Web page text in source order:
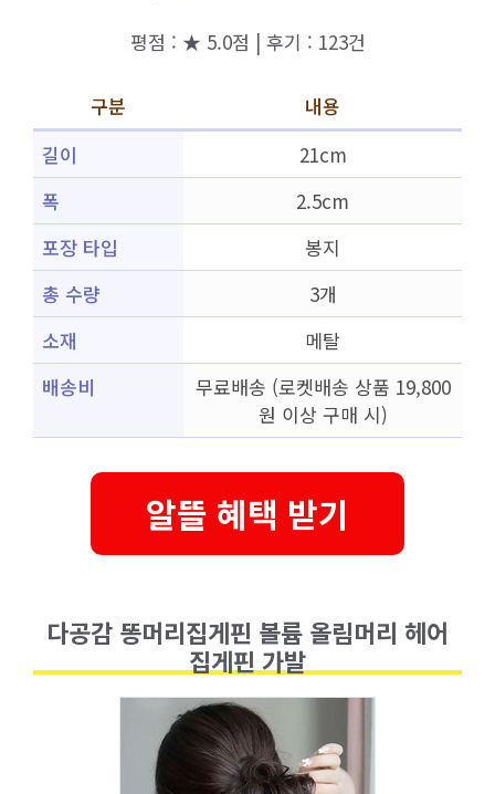
평점 : ★ 5.0점 | 후기 : 123건
구분
내용
길이
21cm
폭
2.5cm
포장 타입
봉지
총 수량
3개
소재
메탈
배송비
무료배송 (로켓배송 상품 19,800
원 이상 구매 시)
알뜰 혜택 받기
다공감 똥머리집게핀 볼륨 올림머리 헤어
집게핀 가발